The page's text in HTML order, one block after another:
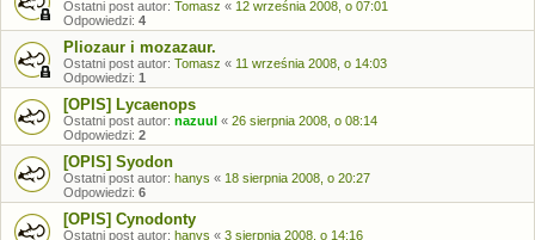
Ostatni post autor: Tomasz « 12 września 2008, o 07:01
Odpowiedzi: 4
Pliozaur i mozazaur.
Ostatni post autor: Tomasz « 11 września 2008, o 14:03
Odpowiedzi: 1
[OPIS] Lycaenops
Ostatni post autor: nazuul « 26 sierpnia 2008, o 08:14
Odpowiedzi: 2
[OPIS] Syodon
Ostatni post autor: hanys « 18 sierpnia 2008, o 20:27
Odpowiedzi: 6
[OPIS] Cynodonty
Ostatni post autor: hanys « 3 sierpnia 2008, o 14:16